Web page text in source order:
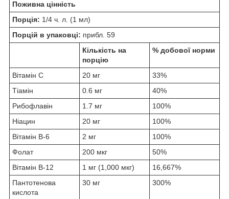
Поживна цінність
Порція: 1/4 ч. л. (1 мл)
Порцій в упаковці: прибл. 59
Кількість на
порцію
% добової норми
Вітамін С 20 мг
33%
Тіамін
0.6 мг
40%
Рибофлавін
1.7 мг
100%
Ніацин
20 мг
100%
Вітамін B-6
2 мг
100%
Фолат
200 мкг
50%
Вітамін B-12
1 мг (1,000 мкг)
16,667%
Пантотенова
кислота
30 мг 300%